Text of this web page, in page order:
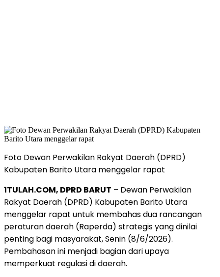
Foto Dewan Perwakilan Rakyat Daerah (DPRD)
Kabupaten Barito Utara menggelar rapat
1TULAH.COM, DPRD BARUT – Dewan Perwakilan
Rakyat Daerah (DPRD) Kabupaten Barito Utara
menggelar rapat untuk membahas dua rancangan
peraturan daerah (Raperda) strategis yang dinilai
penting bagi masyarakat, Senin (8/6/2026).
Pembahasan ini menjadi bagian dari upaya
memperkuat regulasi di daerah.